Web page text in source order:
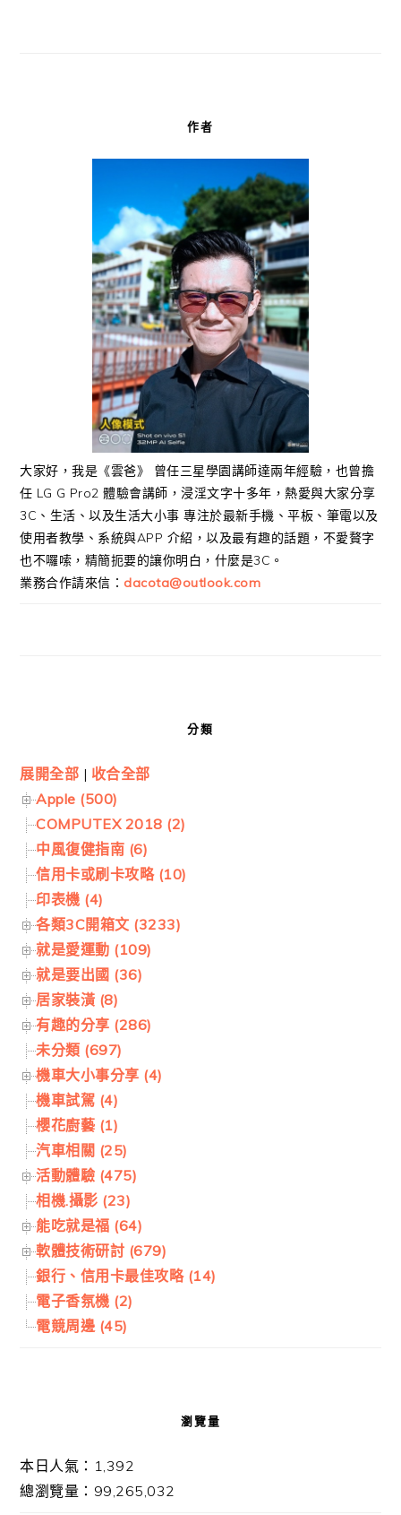
作者
大家好，我是《雲爸》 曾任三星學園講師達兩年經驗，也曾擔
任 LG G Pro2 體驗會講師，浸淫文字十多年，熱愛與大家分享
3C、生活、以及生活大小事 專注於最新手機、平板、筆電以及
使用者教學、系統與APP 介紹，以及最有趣的話題，不愛贅字
也不囉嗦，精簡扼要的讓你明白，什麼是3C。
業務合作請來信： dacota@outlook.com
分類
展開全部 | 收合全部
Apple (500)
COMPUTEX 2018 (2)
中風復健指南 (6)
信用卡或刷卡攻略 (10)
印表機 (4)
各類3C開箱文 (3233)
就是愛運動 (109)
就是要出國 (36)
居家裝潢 (8)
有趣的分享 (286)
未分類 (697)
機車大小事分享 (4)
機車試駕 (4)
櫻花廚藝 (1)
汽車相關 (25)
活動體驗 (475)
相機.攝影 (23)
能吃就是福 (64)
軟體技術研討 (679)
銀行、信用卡最佳攻略 (14)
電子香氛機 (2)
電競周邊 (45)
瀏覽量
本日人氣：1,392
總瀏覽量：99,265,032